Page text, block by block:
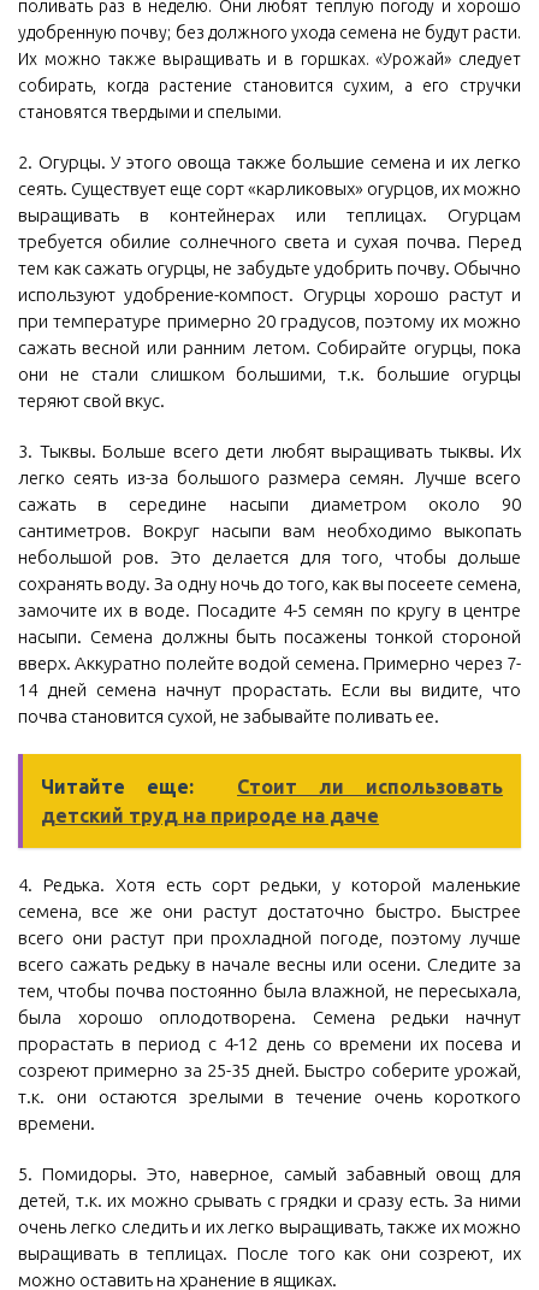
поливать раз в неделю. Они любят теплую погоду и хорошо
удобренную почву; без должного ухода семена не будут расти.
Их можно также выращивать и в горшках. «Урожай» следует
собирать, когда растение становится сухим, а его стручки
становятся твердыми и спелыми.
2. Огурцы. У этого овоща также большие семена и их легко
сеять. Существует еще сорт «карликовых» огурцов, их можно
выращивать в контейнерах или теплицах. Огурцам
требуется обилие солнечного света и сухая почва. Перед
тем как сажать огурцы, не забудьте удобрить почву. Обычно
используют удобрение-компост. Огурцы хорошо растут и
при температуре примерно 20 градусов, поэтому их можно
сажать весной или ранним летом. Собирайте огурцы, пока
они не стали слишком большими, т.к. большие огурцы
теряют свой вкус.
3. Тыквы. Больше всего дети любят выращивать тыквы. Их
легко сеять из-за большого размера семян. Лучше всего
сажать в середине насыпи диаметром около 90
сантиметров. Вокруг насыпи вам необходимо выкопать
небольшой ров. Это делается для того, чтобы дольше
сохранять воду. За одну ночь до того, как вы посеете семена,
замочите их в воде. Посадите 4-5 семян по кругу в центре
насыпи. Семена должны быть посажены тонкой стороной
вверх. Аккуратно полейте водой семена. Примерно через 7-
14 дней семена начнут прорастать. Если вы видите, что
почва становится сухой, не забывайте поливать ее.
Читайте еще:
Стоит ли использовать
детский труд на природе на даче
4. Редька. Хотя есть сорт редьки, у которой маленькие
семена, все же они растут достаточно быстро. Быстрее
всего они растут при прохладной погоде, поэтому лучше
всего сажать редьку в начале весны или осени. Следите за
тем, чтобы почва постоянно была влажной, не пересыхала,
была хорошо оплодотворена. Семена редьки начнут
прорастать в период с 4-12 день со времени их посева и
созреют примерно за 25-35 дней. Быстро соберите урожай,
т.к. они остаются зрелыми в течение очень короткого
времени.
5. Помидоры. Это, наверное, самый забавный овощ для
детей, т.к. их можно срывать с грядки и сразу есть. За ними
очень легко следить и их легко выращивать, также их можно
выращивать в теплицах. После того как они созреют, их
можно оставить на хранение в ящиках.